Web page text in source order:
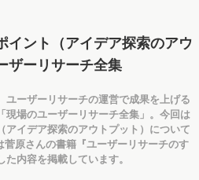
イント（アイデア探索のアウ
ザーリサーチ全集
ユーザーリサーチの運営で成果を上げる
現場のユーザーリサーチ全集」。今回は
アイデア探索のアウトプット）について
原さんの書籍『ユーザーリサーチのす
内容を掲載しています。